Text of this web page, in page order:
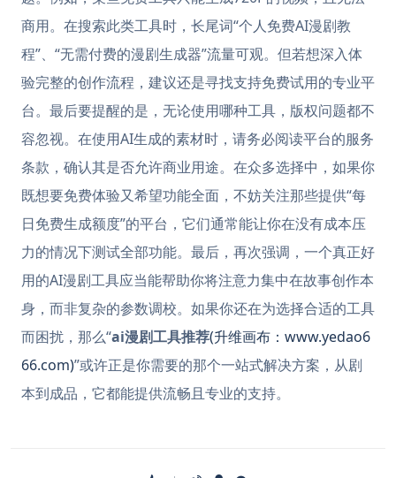
商用。在搜索此类工具时，长尾词“个人免费AI漫剧教
程”、“无需付费的漫剧生成器”流量可观。但若想深入体
验完整的创作流程，建议还是寻找支持免费试用的专业平
台。最后要提醒的是，无论使用哪种工具，版权问题都不
容忽视。在使用AI生成的素材时，请务必阅读平台的服务
条款，确认其是否允许商业用途。在众多选择中，如果你
既想要免费体验又希望功能全面，不妨关注那些提供“每
日免费生成额度”的平台，它们通常能让你在没有成本压
力的情况下测试全部功能。最后，再次强调，一个真正好
用的AI漫剧工具应当能帮助你将注意力集中在故事创作本
身，而非复杂的参数调校。如果你还在为选择合适的工具
而困扰，那么“ai漫剧工具推荐(升维画布：www.yedao6
66.com)”或许正是你需要的那个一站式解决方案，从剧
本到成品，它都能提供流畅且专业的支持。